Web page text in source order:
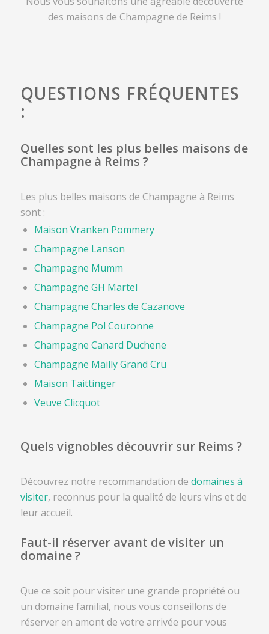
des maisons de Champagne de Reims !
QUESTIONS FRÉQUENTES
:
Quelles sont les plus belles maisons de
Champagne à Reims ?
Les plus belles maisons de Champagne à Reims
sont :
Maison Vranken Pommery
Champagne Lanson
Champagne Mumm
Champagne GH Martel
Champagne Charles de Cazanove
Champagne Pol Couronne
Champagne Canard Duchene
Champagne Mailly Grand Cru
Maison Taittinger
Veuve Clicquot
Quels vignobles découvrir sur Reims ?
Découvrez notre recommandation de domaines à
visiter, reconnus pour la qualité de leurs vins et de
leur accueil.
Faut-il réserver avant de visiter un
domaine ?
Que ce soit pour visiter une grande propriété ou
un domaine familial, nous vous conseillons de
réserver en amont de votre arrivée pour vous